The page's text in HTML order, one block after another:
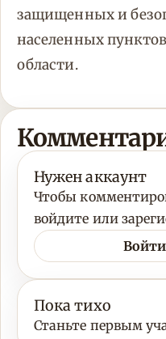
защищенных и
населенных
области.
Нужен аккаунт
Чтобы
войдите или
Пока тихо
Станьте первым